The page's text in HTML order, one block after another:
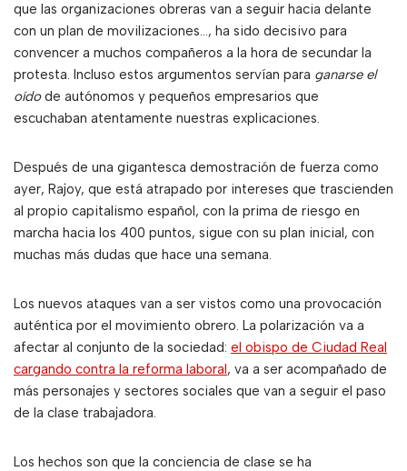
que las organizaciones obreras van a seguir hacia delante
con un plan de movilizaciones…, ha sido decisivo para
convencer a muchos compañeros a la hora de secundar la
protesta. Incluso estos argumentos servían para ganarse el
oídode autónomos y pequeños empresarios que
escuchaban atentamente nuestras explicaciones.
Después de una gigantesca demostración de fuerza como
ayer, Rajoy, que está atrapado por intereses que trascienden
al propio capitalismo español, con la prima de riesgo en
marcha hacia los 400 puntos, sigue con su plan inicial, con
muchas más dudas que hace una semana.
Los nuevos ataques van a ser vistos como una provocación
auténtica por el movimiento obrero. La polarización va a
afectar al conjunto de la sociedad: el obispo de Ciudad Real
cargando contra la reforma laboral, va a ser acompañado de
más personajes y sectores sociales que van a seguir el paso
de la clase trabajadora.
Los hechos son que la conciencia de clase se ha